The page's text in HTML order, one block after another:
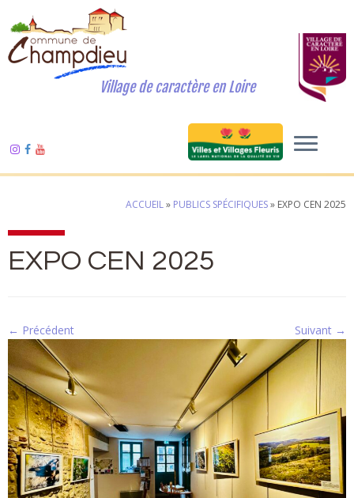
Village de caractère en Loire
ACCUEIL» PUBLICS SPÉCIFIQUES» EXPO CEN 2025
EXPO CEN 2025
← Précédent Suivant →